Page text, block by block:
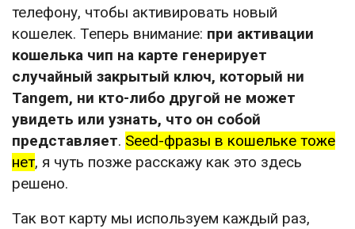
телефону, чтобы активировать новый
кошелек. Теперь внимание: при активации
кошелька чип на карте генерирует
случайный закрытый ключ, который ни
Tangem, ни кто-либо другой не может
увидеть или узнать, что он собой
представляет. Seed-фразы в кошельке тоже
нет, я чуть позже расскажу как это здесь
решено.
Так вот карту мы используем каждый раз,